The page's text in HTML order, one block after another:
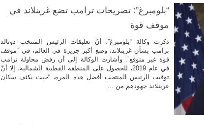
“بلومبرغ”: تصريحات ترامب تضع غرينلاند في
موقف قوة
ذكرت وكالة “بلومبرغ”، أنّ تعليقات الرئيس المنتخب دونالد
ترامب بشأن غرينلاند، وضع أكبر جزيرة في العالم، في “موقف
قوة غير متوقع”. وأشارت الوكالة إلى أن رفض محاولة ترامب
في عام 2019، للحصول على المنطقة القطبية الشمالية، إلا أنّ
توقيت الرئيس المنتخب أفضل هذه المرة، “حيث يكثف سكان
غرينلاند جهودهم من ...